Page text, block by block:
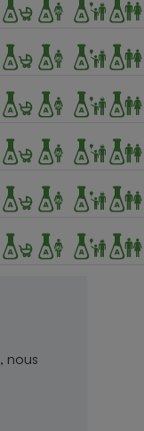
, nous